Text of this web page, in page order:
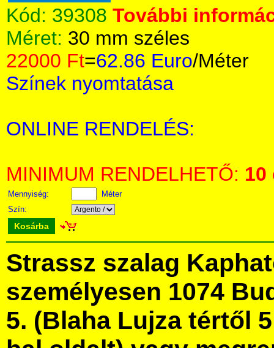
Kód: 39308 További
Méret: 30 mm széles
22000 Ft=62.86 Euro/Méter
Színek nyomtatása
ONLINE RENDELÉS:
MINIMUM RENDELHETŐ: 10
Mennyiség:
Méter
Szín:
Kosárba
Strassz szalag
személyesen 1074
5. (Blaha Lujza tértől